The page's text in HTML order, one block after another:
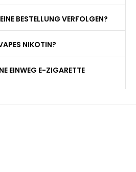
BESTELLUNG VERFOLGEN?
NIKOTIN?
EINWEG E-ZIGARETTE